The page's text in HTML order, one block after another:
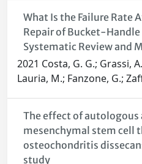
What Is the Failure Rate
Repair of Bucket-Handle
Systematic Review and
2021 Costa, G. G.; Grassi,
Lauria, M.; Fanzone, G.;
The effect of autologous
mesenchymal stem cell
osteochondritis
study